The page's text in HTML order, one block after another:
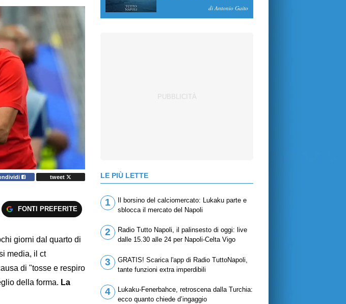
tweet
FONTI PREFERITE
giorni dal quarto di
media, il ct
di "tosse e respiro
della forma. La
di Antonio Gaito
LE PIÙ LETTE
1
Il borsino del calciomercato: Lukaku parte e
sblocca il mercato del Napoli
2
Radio Tutto Napoli, il palinsesto di oggi: live
dalle 15.30 alle 24 per Napoli-Celta Vigo
3
GRATIS! Scarica l'app di Radio TuttoNapoli,
tante funzioni extra imperdibili
4
Lukaku-Fenerbahce, retroscena dalla Turchia:
ecco quanto chiede d’ingaggio